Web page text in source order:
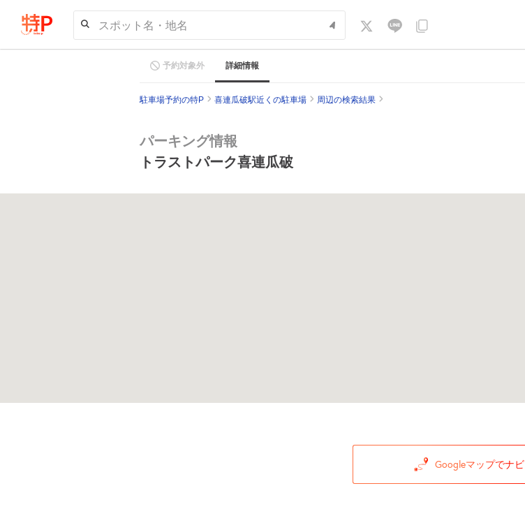
スポット名・地名
予約対象外 詳細情報
駐車場予約の特P 喜連瓜破駅近くの駐車場 周辺の検索結果
パーキング情報
トラストパーク喜連瓜破
Googleマップでナビ